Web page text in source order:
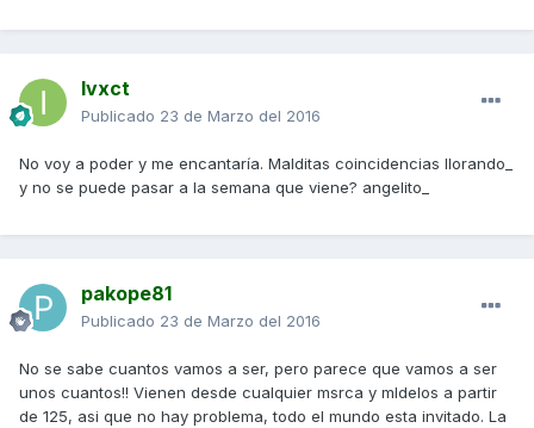
Ivxct
Publicado 23 de Marzo del 2016
No voy a poder y me encantaría. Malditas coincidencias llorando_
y no se puede pasar a la semana que viene? angelito_
pakope81
Publicado 23 de Marzo del 2016
No se sabe cuantos vamos a ser, pero parece que vamos a ser
unos cuantos!! Vienen desde cualquier msrca y mldelos a partir
de 125, asi que no hay problema, todo el mundo esta invitado. La